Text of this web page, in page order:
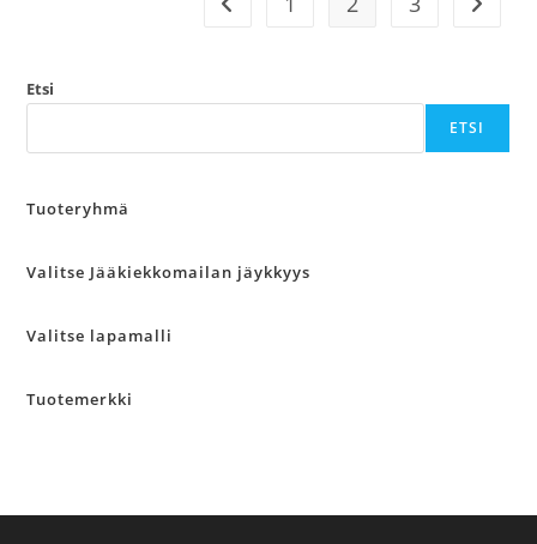
Etsi
ETSI
Tuoteryhmä
Valitse Jääkiekkomailan jäykkyys
Valitse lapamalli
Tuotemerkki